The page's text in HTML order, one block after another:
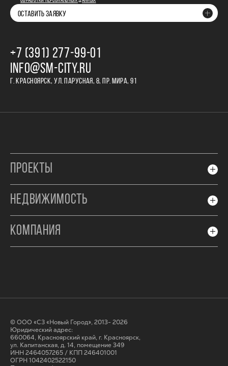
ОСТАВИТЬ ЗАЯВКУ
+7 (391) 277‒99‒01
INFO@SM-CITY.RU
Г. КРАСНОЯРСК, УЛ. ПАРУСНАЯ, 8, ПР. МИРА, 91
ПРОЕКТЫ
НЕДВИЖИМОСТЬ
КОМПАНИЯ
© ООО «СЗ «Новый Город», 2013- 2026
Юридический адрес:
660064, Красноярский край, г. Красноярск,
ул. Капитанская, д. 14, помещение 349
ИНН 2464057265 / КПП 246401001
ОГРН 1042402522150